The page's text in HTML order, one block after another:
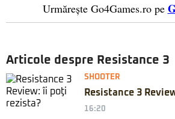
Urmărește Go4Games.ro pe
Articole despre Resistance 3
SHOOTER
Resistance 3
16:20